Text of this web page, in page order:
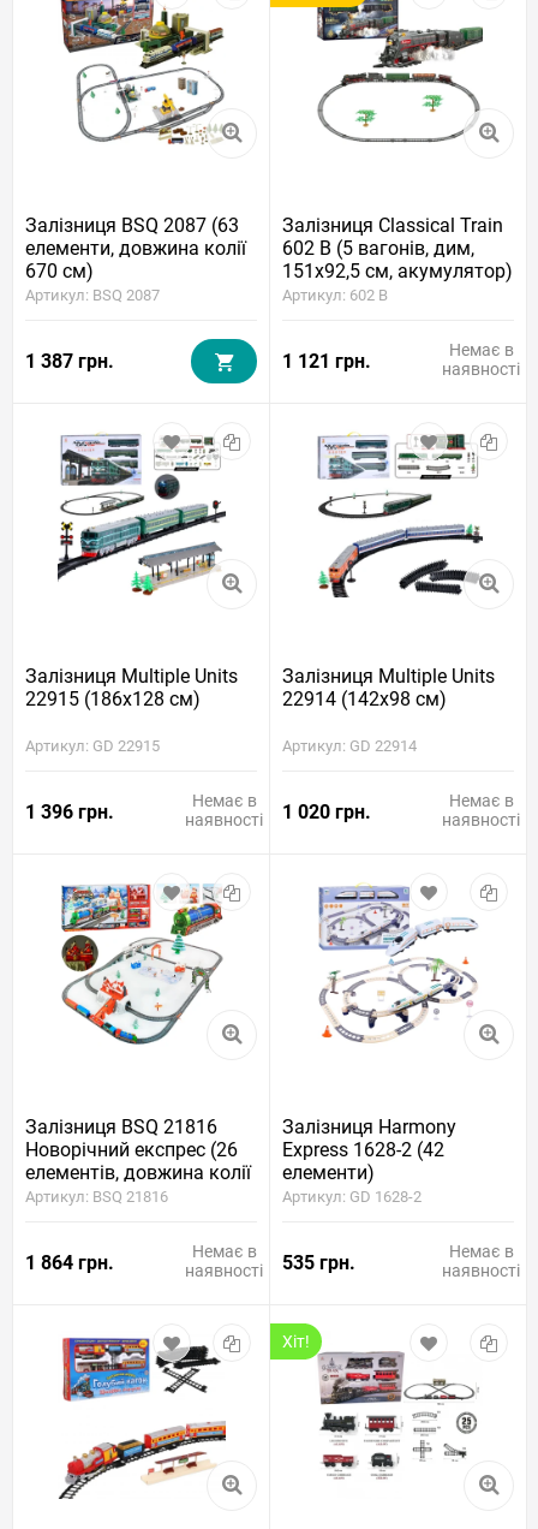
Залізниця BSQ 2087 (63
елементи, довжина колії
670 см)
Артикул: BSQ 2087
1 387 грн.
Залізниця Classical Train
602 B (5 вагонів, дим,
151x92,5 см, акумулятор)
Артикул: 602 B
1 121 грн.
Немає в
наявності
Залізниця Multiple Units
22915 (186x128 см)
Артикул: GD 22915
1 396 грн.
Немає в
наявності
Залізниця Multiple Units
22914 (142x98 см)
Артикул: GD 22914
1 020 грн.
Немає в
наявності
Залізниця BSQ 21816
Новорічний експрес (26
елементів, довжина колії
732 см)
Артикул: BSQ 21816
1 864 грн.
Немає в
наявності
Залізниця Harmony
Express 1628-2 (42
елементи)
Артикул: GD 1628-2
535 грн.
Немає в
наявності
Хіт!